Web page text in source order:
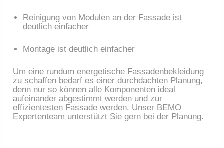
Reinigung von Modulen an der Fassade ist
deutlich einfacher
Montage ist deutlich einfacher
Um eine rundum energetische Fassadenbekleidung
zu schaffen bedarf es einer durchdachten Planung,
denn nur so können alle Komponenten ideal
aufeinander abgestimmt werden und zur
effizientesten Fassade werden. Unser BEMO
Expertenteam unterstützt Sie gern bei der Planung.